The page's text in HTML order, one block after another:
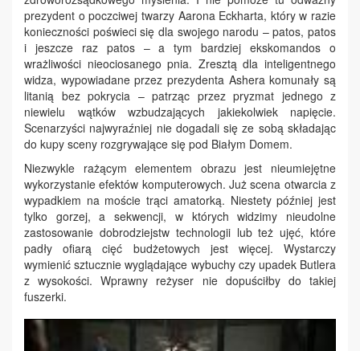
prezydent o poczciwej twarzy Aarona Eckharta, który w razie
konieczności poświeci się dla swojego narodu – patos, patos
i jeszcze raz patos – a tym bardziej ekskomandos o
wrażliwości nieociosanego pnia. Zresztą dla inteligentnego
widza, wypowiadane przez prezydenta Ashera komunały są
litanią bez pokrycia – patrząc przez pryzmat jednego z
niewielu wątków wzbudzających jakiekolwiek napięcie.
Scenarzyści najwyraźniej nie dogadali się ze sobą składając
do kupy sceny rozgrywające się pod Białym Domem.
Niezwykle rażącym elementem obrazu jest nieumiejętne
wykorzystanie efektów komputerowych. Już scena otwarcia z
wypadkiem na moście trąci amatorką. Niestety później jest
tylko gorzej, a sekwencji, w których widzimy nieudolne
zastosowanie dobrodziejstw technologii lub też ujęć, które
padły ofiarą cięć budżetowych jest więcej. Wystarczy
wymienić sztucznie wyglądające wybuchy czy upadek Butlera
z wysokości. Wprawny reżyser nie dopuściłby do takiej
fuszerki.